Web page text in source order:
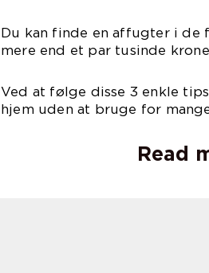
Du kan finde en affugter i de
mere end et par tusinde
Ved at følge disse 3 enkle
hjem uden at bruge for
Read